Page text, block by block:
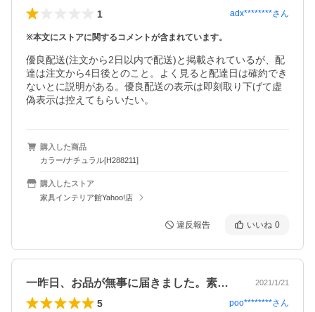
1 adx********さん
※本文にストアに関するコメントが含まれています。
優良配送(注文から2日以内で配送)と掲載されているが、配
達は注文から4日後とのこと。よく見ると配達日は確約でき
ないとに説明がある。優良配送の表示は即刻取り下げて虚
偽表示は控えてもらいたい。
購入した商品
カラー/ナチュラル[H288211]
購入したストア
家具インテリア館Yahoo!店
違反報告 いいね 0
一昨日、お品が無事に届きました。素早い… 2021/1/21
5 poo********さん